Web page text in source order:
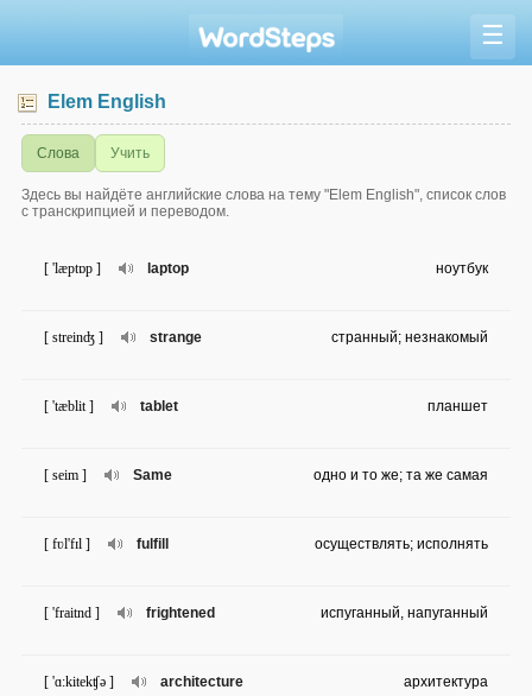
☰
Elem English
Слова Учить
Здесь вы найдёте английские слова на тему "Elem English", список слов
с транскрипцией и переводом.
laptop
[ 'læptɒp ] ноутбук
strange
[ streinʤ ] странный; незнакомый
tablet
[ 'tæblit ] планшет
Same
[ seim ] одно и то же; та же самая
fulfill
[ fʋl'fɪl ] осуществлять; исполнять
frightened
[ 'fraitnd ] испуганный, напуганный
architecture
[ 'ɑ:kitekʧə ] архитектура